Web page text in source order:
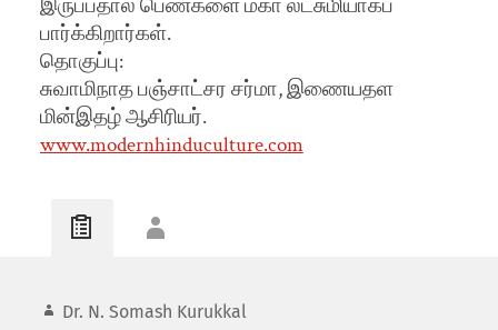
இருப்பதால் பெண்களை மகா லட்சுமியாகப்
பார்க்கிறார்கள்.
தொகுப்பு:
சுவாமிநாத பஞ்சாட்சர சர்மா, இணையதள
மின்இதழ் ஆசிரியர்.
www.modernhinduculture.com
Dr. N. Somash Kurukkal